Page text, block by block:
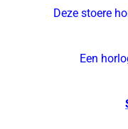
Deze stoere
Een